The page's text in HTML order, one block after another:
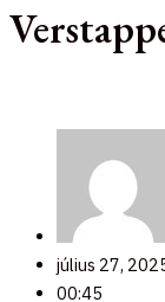
július 27,
00:45